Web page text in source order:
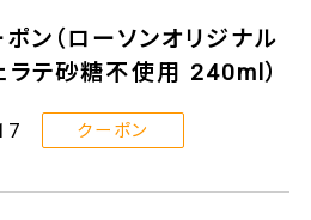
ン（ローソンオリジナル
ラテ砂糖不使用 240ml）
クーポン